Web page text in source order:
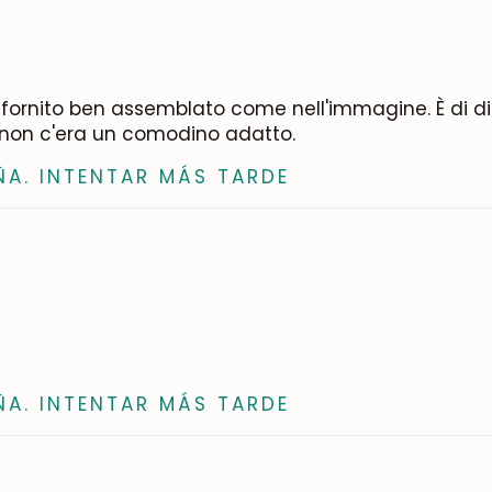
ben assemblato come nell'immagine. È di
c'era un comodino adatto.
INTENTAR MÁS TARDE
INTENTAR MÁS TARDE